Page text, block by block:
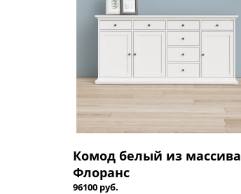
Комод белый из массива
Флоранс
96100 руб.